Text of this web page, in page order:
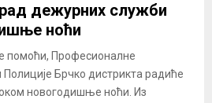
дежурних служби
ноћи
помоћи, Професионалне
Полиције Брчко дистрикта радиће
новогодишње ноћи. Из